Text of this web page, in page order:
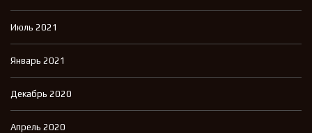
Июль 2021
Январь 2021
Декабрь 2020
Апрель 2020